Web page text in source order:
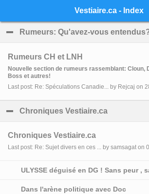
Vestiaire.ca - Index
Rumeurs: Qu'avez-vous
Rumeurs CH et LNH
Nouvelle section de rumeurs rassemblant: Cloun,
Boss et autres!
Last post: Re: Spéculations Canadie... by Rejcaj on
Chroniques Vestiaire.ca
Chroniques Vestiaire.ca
Last post: Re: Sujet divers en ces ... by samsagat on
Dans l'arène politique avec Doc